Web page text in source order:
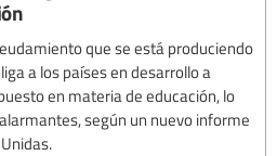
que se está produciendo
a los países en desarrollo a
en materia de educación, lo
según un nuevo informe